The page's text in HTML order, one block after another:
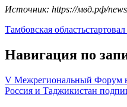
Источник: https://мвд.рф/
Тамбовская область
Навигация по
V Межрегиональный Форум
Россия и Таджикистан